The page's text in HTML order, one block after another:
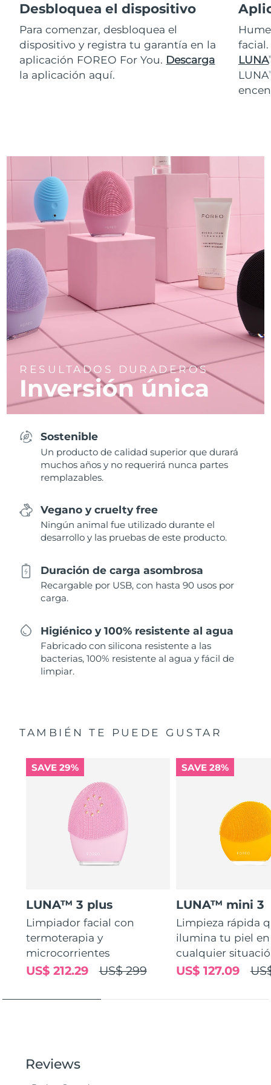
Desbloquea el dispositivo
Para comenzar, desbloquea el
dispositivo y registra tu garantía en la
aplicación FOREO For You. Descarga
la aplicación aquí.
LUNA
LUNA
RESULTADOS DURADEROS
Inversión única
Sostenible
Un producto de calidad superior que durará
muchos años y no requerirá nunca partes
remplazables.
Vegano y cruelty free
Ningún animal fue utilizado durante el
desarrollo y las pruebas de este producto.
Duración de carga asombrosa
Recargable por USB, con hasta 90 usos por
carga.
Higiénico y 100% resistente al agua
Fabricado con silicona resistente a las
bacterias, 100% resistente al agua y fácil de
limpiar.
TAMBIÉN TE PUEDE GUSTAR
SAVE 29%
LUNA™ 3 plus
Limpiador facial con
termoterapia y
microcorrientes
US$ 299
US$ 212.29
SAVE 28%
LUNA™ mini 3
Limpieza rápida
ilumina tu piel en
cualquier
US$ 127.09